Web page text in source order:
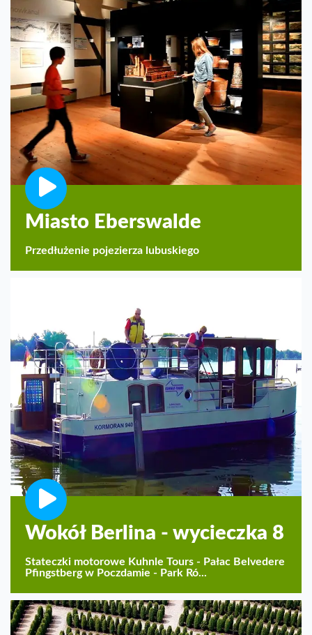
Miasto Eberswalde
Przedłużenie pojezierza lubuskiego
Wokół Berlina - wycieczka 8
Stateczki motorowe Kuhnle Tours - Pałac Belvedere
Pfingstberg w Poczdamie - Park Ró...